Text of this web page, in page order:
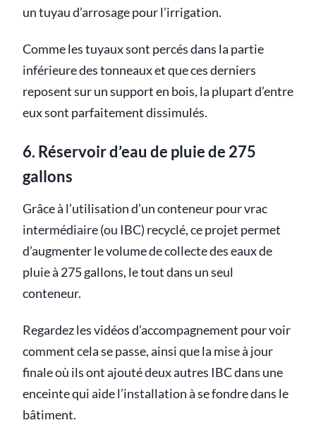
un tuyau d’arrosage pour l’irrigation.
Comme les tuyaux sont percés dans la partie
inférieure des tonneaux et que ces derniers
reposent sur un support en bois, la plupart d’entre
eux sont parfaitement dissimulés.
6. Réservoir d’eau de pluie de 275
gallons
Grâce à l’utilisation d’un conteneur pour vrac
intermédiaire (ou IBC) recyclé, ce projet permet
d’augmenter le volume de collecte des eaux de
pluie à 275 gallons, le tout dans un seul
conteneur.
Regardez les vidéos d’accompagnement pour voir
comment cela se passe, ainsi que la mise à jour
finale où ils ont ajouté deux autres IBC dans une
enceinte qui aide l’installation à se fondre dans le
bâtiment.